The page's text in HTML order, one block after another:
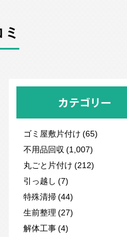
カテゴリー
ゴミ屋敷片付け (65)
不用品回収 (1,007)
丸ごと片付け (212)
引っ越し (7)
特殊清掃 (44)
生前整理 (27)
解体工事 (4)